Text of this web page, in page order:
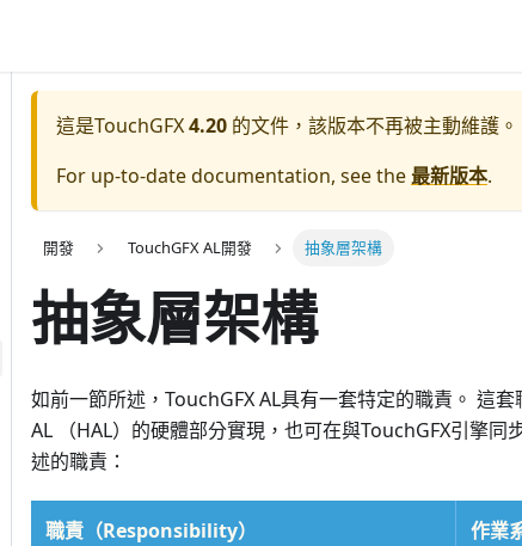
這是TouchGFX4.20 的文件，該版本不再被主動維護。
For up-to-date documentation, see the最新版本.
開發 TouchGFX AL開發 抽象層架構
抽象層架構
如前一節所述，TouchGFX AL具有一套特定的職責。 這
AL （HAL）的硬體部分實現，也可在與TouchGFX引擎
述的職責：
職責（Responsibility） 作業